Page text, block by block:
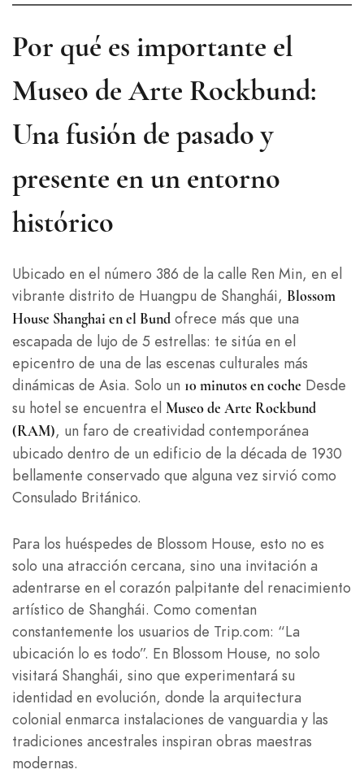
Por qué es importante el
Museo de Arte Rockbund:
Una fusión de pasado y
presente en un entorno
histórico
Ubicado en el número 386 de la calle Ren Min, en el
vibrante distrito de Huangpu de Shanghái, Blossom
House Shanghai en el Bund ofrece más que una
escapada de lujo de 5 estrellas: te sitúa en el
epicentro de una de las escenas culturales más
dinámicas de Asia. Solo un 10 minutos en coche Desde
su hotel se encuentra el Museo de Arte Rockbund
(RAM), un faro de creatividad contemporánea
ubicado dentro de un edificio de la década de 1930
bellamente conservado que alguna vez sirvió como
Consulado Británico.
Para los huéspedes de Blossom House, esto no es
solo una atracción cercana, sino una invitación a
adentrarse en el corazón palpitante del renacimiento
artístico de Shanghái. Como comentan
constantemente los usuarios de Trip.com: “La
ubicación lo es todo”. En Blossom House, no solo
visitará Shanghái, sino que experimentará su
identidad en evolución, donde la arquitectura
colonial enmarca instalaciones de vanguardia y las
tradiciones ancestrales inspiran obras maestras
modernas.